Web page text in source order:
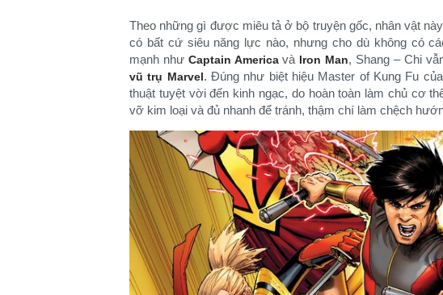
Theo những gì được miêu tả ở bộ truyện gốc, nhân vật
có bất cứ siêu năng lực nào, nhưng cho dù không có
mạnh như Captain Americavà Iron Man, Shang – Chi
vũ trụ Marvel. Đúng như biệt hiệu Master of Kung Fu
thuật tuyệt vời đến kinh ngạc, do hoàn toàn làm chủ cơ
vỡ kim loại và đủ nhanh để tránh, thậm chí làm chệch